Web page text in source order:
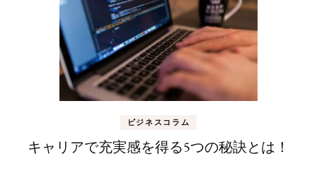
ビジネスコラム
キャリアで充実感を得る5つの秘訣とは！